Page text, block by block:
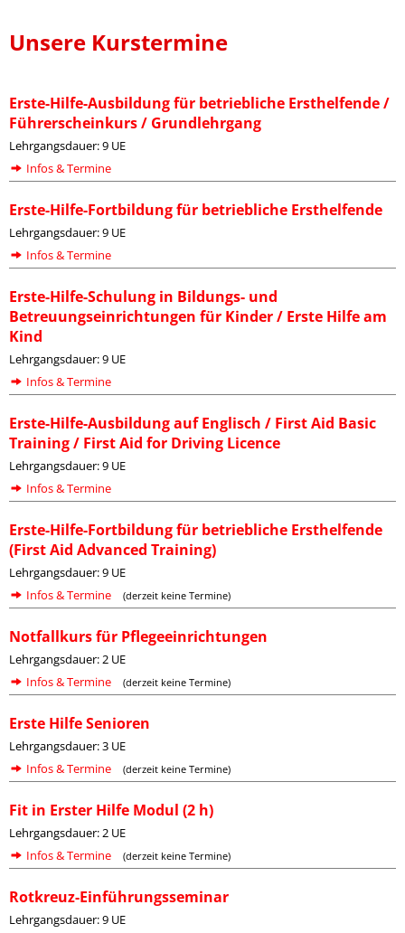
Unsere Kurstermine
Erste-Hilfe-Ausbildung für betriebliche Ersthelfende /
Führerscheinkurs / Grundlehrgang
Lehrgangsdauer: 9 UE
Infos & Termine
Erste-Hilfe-Fortbildung für betriebliche Ersthelfende
Lehrgangsdauer: 9 UE
Infos & Termine
Erste-Hilfe-Schulung in Bildungs- und
Betreuungseinrichtungen für Kinder / Erste Hilfe am
Kind
Lehrgangsdauer: 9 UE
Infos & Termine
Erste-Hilfe-Ausbildung auf Englisch / First Aid Basic
Training / First Aid for Driving Licence
Lehrgangsdauer: 9 UE
Infos & Termine
Erste-Hilfe-Fortbildung für betriebliche Ersthelfende
(First Aid Advanced Training)
Lehrgangsdauer: 9 UE
Infos & Termine
(derzeit keine Termine)
Notfallkurs für Pflegeeinrichtungen
Lehrgangsdauer: 2 UE
Infos & Termine
(derzeit keine Termine)
Erste Hilfe Senioren
Lehrgangsdauer: 3 UE
Infos & Termine
(derzeit keine Termine)
Fit in Erster Hilfe Modul (2 h)
Lehrgangsdauer: 2 UE
Infos & Termine
(derzeit keine Termine)
Rotkreuz-Einführungsseminar
Lehrgangsdauer: 9 UE